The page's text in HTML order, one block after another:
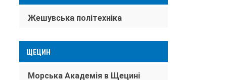
Жешувська політехніка
ЩЕЦИН
Морська Академія в Щецині